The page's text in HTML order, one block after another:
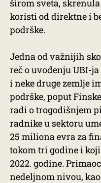
širom sveta,
koristi od direktne i
podrške.
Jedna od važnijih
reč o uvođenju UBI-
i neke druge zemlje
podrške, poput
radi o trogodišnjem
radnike u sektoru
25 miliona evra za
tokom tri godine i
2022. godine.
nedeljnom nivou,